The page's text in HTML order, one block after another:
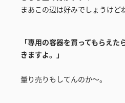
まあこの辺は好みでしょうけど
「専用の容器を買ってもらえ
きますよ。」
量り売りもしてんのか～。